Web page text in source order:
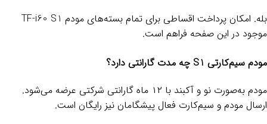
بله. امکان پرداخت اقساطی برای تمام بسته‌های مودم TF-i60 S1
موجود در این صفحه فراهم است.
مودم سیم‌کارتی S1 چه مدت گارانتی دارد؟
مودم به‌صورت نو و آکبند با ۱۲ ماه گارانتی شرکتی عرضه می‌شود.
ارسال مودم و سیم‌کارت فعال پیشگامان نیز رایگان است.